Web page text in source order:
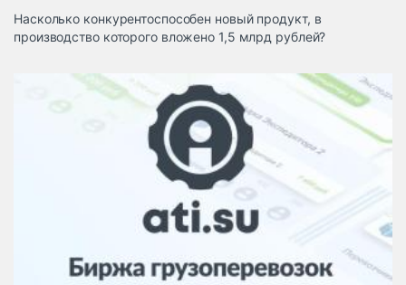
терминалы
Коммерческий
Спецтехника
Автосервис,
запчасти, шины
Топливо, масла и
автохимия
Дзен
Насколько конкурентоспособен новый продукт, в
производство которого вложено 1,5 млрд рублей?